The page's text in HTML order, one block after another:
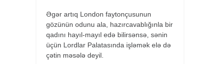
Əgər artıq London faytonçusunun
gözünün odunu ala, hazırcavablığınla bir
qadını hayıl-mayıl edə bilirsənsə, sənin
üçün Lordlar Palatasında işləmək elə də
çətin məsələ deyil.